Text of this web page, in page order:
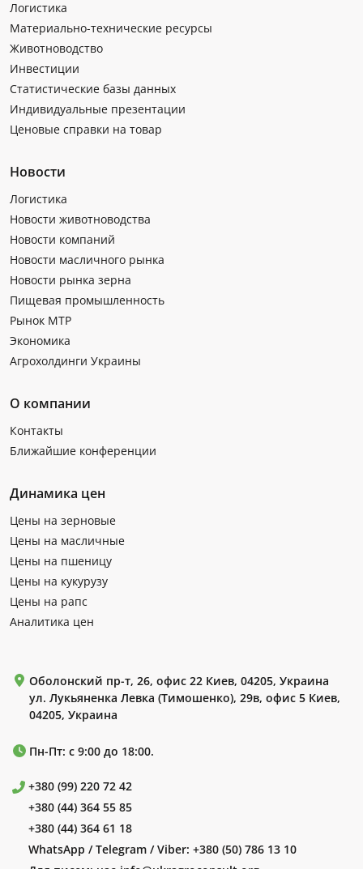
Логистика
Материально-технические ресурсы
Животноводство
Инвестиции
Статистические базы данных
Индивидуальные презентации
Ценовые справки на товар
Новости
Логистика
Новости животноводства
Новости компаний
Новости масличного рынка
Новости рынка зерна
Пищевая промышленность
Рынок МТР
Экономика
Агрохолдинги Украины
О компании
Контакты
Ближайшие конференции
Динамика цен
Цены на зерновые
Цены на масличные
Цены на пшеницу
Цены на кукурузу
Цены на рапс
Аналитика цен
Оболонский пр-т, 26, офис 22 Киев, 04205, Украина
ул. Лукьяненка Левка (Тимошенко), 29в, офис 5 Киев,
04205, Украина
Пн-Пт: с 9:00 до 18:00.
+380 (99) 220 72 42
+380 (44) 364 55 85
+380 (44) 364 61 18
WhatsApp / Telegram / Viber: +380 (50) 786 13 10